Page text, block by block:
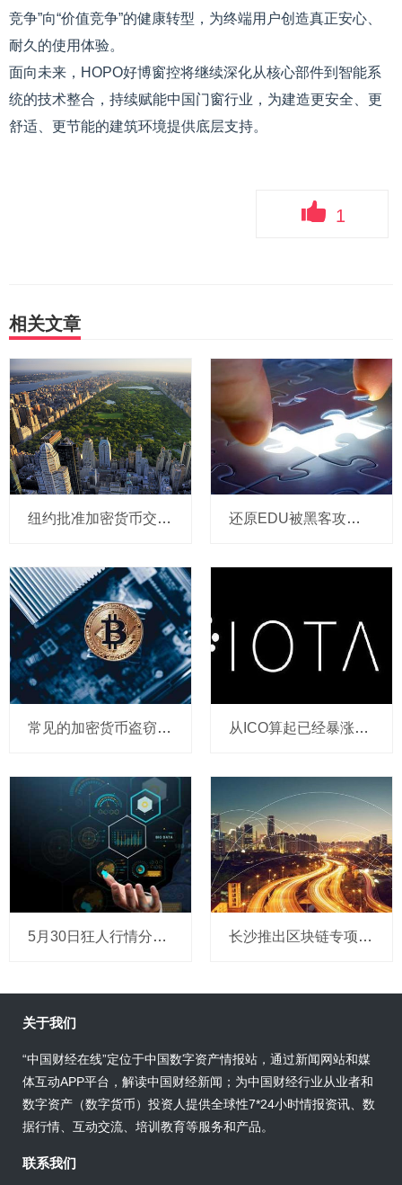
竞争”向“价值竞争”的健康转型，为终端用户创造真正安心、
耐久的使用体验。
面向未来，HOPO好博窗控将继续深化从核心部件到智能系
统的技术整合，持续赋能中国门窗行业，为建造更安全、更
舒适、更节能的建筑环境提供底层支持。
1
相关文章
纽约批准加密货币交易app 助涨比特币和山寨币上攻行情 还原EDU被黑客攻击始末：期货与现货的组合套现
常见的加密货币盗窃方法和防护建议！ 从ICO算起已经暴涨4万倍 IOTA还有上升空间吗？
5月30日狂人行情分析：短期内反复震荡消耗后有望进一步走高 长沙推出区块链专项扶持政策：企业落户奖200万
关于我们
“中国财经在线”定位于中国数字资产情报站，通过新闻网站和媒
体互动APP平台，解读中国财经新闻；为中国财经行业从业者和
数字资产（数字货币）投资人提供全球性7*24小时情报资讯、数
据行情、互动交流、培训教育等服务和产品。
联系我们